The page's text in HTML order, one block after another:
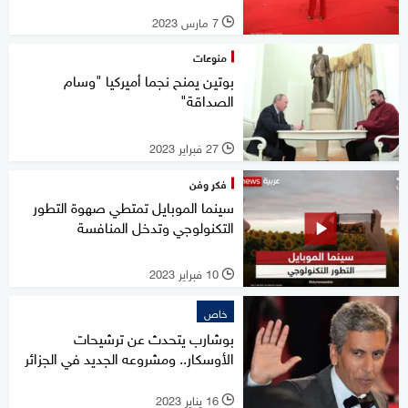
l 7 مارس 2023
منوعات
بوتين يمنح نجما أميركيا "وسام
الصداقة"
l 27 فبراير 2023
فكر وفن
سينما الموبايل تمتطي صهوة التطور
التكنولوجي وتدخل المنافسة
l 10 فبراير 2023
خاص
بوشارب يتحدث عن ترشيحات
الأوسكار.. ومشروعه الجديد في الجزائر
l 16 يناير 2023